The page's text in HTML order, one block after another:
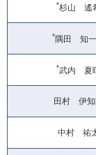
*杉山 遙
*隅田 知
*武内 夏
田村 伊知
中村 祐